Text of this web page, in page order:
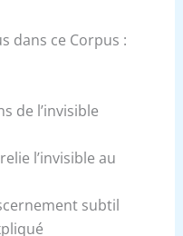
dans ce Corpus :
de l’invisible
l’invisible au
subtil